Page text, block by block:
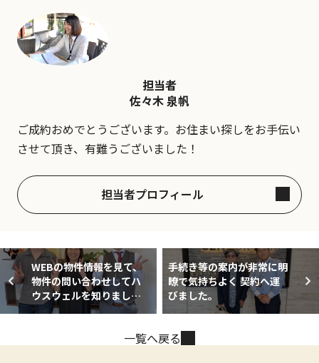
担当者
佐々木 泉帆
ご成約おめでとうございます。お住まい探しをお手伝い
させて頂き、有難うございました！
担当者プロフィール
WEBの物件情報を見て、
物件の問い合わせしてハ
ウスウェルを知りまし
た。
手続き等の案内が非常に明
瞭で気持ちよく 契約へ運
びました。
一覧へ戻る